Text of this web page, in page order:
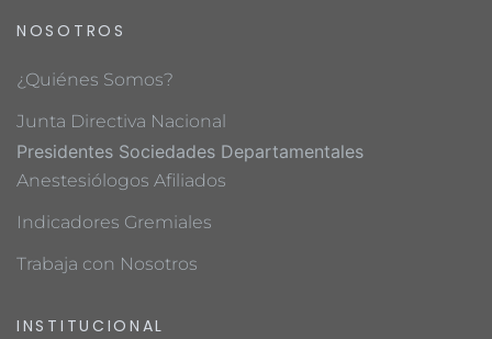
NOSOTROS
¿Quiénes Somos?
Junta Directiva Nacional
Presidentes Sociedades Departamentales
Anestesiólogos Afiliados
Indicadores Gremiales
Trabaja con Nosotros
INSTITUCIONAL